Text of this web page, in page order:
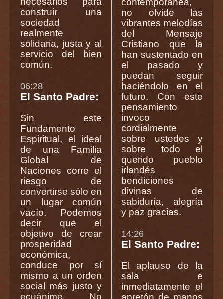
construir una
sociedad
realmente
solidaria, justa y al
servicio del bien
común.
06:28
El Santo Padre:
Sin este
Fundamento
Espiritual, el ideal
de una Familia
Global de
Naciones corre el
riesgo de
convertirse sólo en
un lugar común
vacío. Podemos
decir que el
objetivo de crear
prosperidad
económica,
conduce por sí
mismo a un orden
social más justo y
ecuánime. No
contemporánea,
no olvide las
vibrantes melodías
del Mensaje
Cristiano que la
han sustentado en
el pasado y
puedan seguir
haciéndolo en el
futuro. Con este
pensamiento
invoco
cordialmente
sobre ustedes y
sobre todo el
querido pueblo
irlandés
bendiciones
divinas de
sabiduría, alegría
y paz gracias.
14:26
El Santo Padre:
El aplauso de la
sala e
inmediatamente el
apretón de manos